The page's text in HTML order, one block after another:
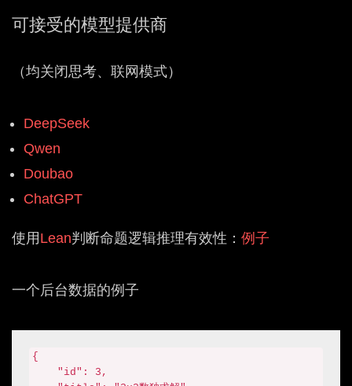
可接受的模型提供商
（均关闭思考、联网模式）
DeepSeek
Qwen
Doubao
ChatGPT
使用 Lean判断命题逻辑推理有效性： 例子
一个后台数据的例子
{